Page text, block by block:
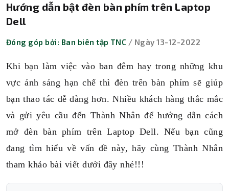
Hướng dẫn bật đèn bàn phím trên Laptop
Dell
Đóng góp bởi: Ban biên tập TNC / Ngày 13-12-2022
Khi bạn làm việc vào ban đêm hay trong những khu
vực ánh sáng hạn chế thì đèn trên bàn phím sẽ giúp
bạn thao tác dễ dàng hơn. Nhiều khách hàng thắc mắc
và gửi yêu cầu đến Thành Nhân để hướng dẫn cách
mở đèn bàn phím trên Laptop Dell. Nếu bạn cũng
đang tìm hiểu về vấn đề này, hãy cùng Thành Nhân
tham khảo bài viết dưới đây nhé!!!